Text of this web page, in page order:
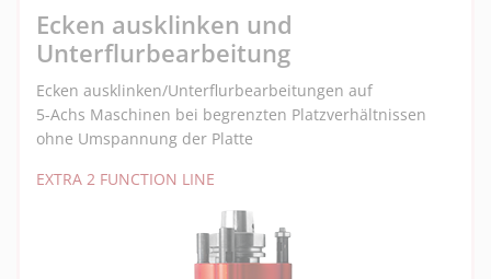
Ecken ausklinken und
Unterflurbearbeitung
Ecken ausklinken/Unterflurbearbeitungen auf
5-Achs Maschinen bei begrenzten Platzverhältnissen
ohne Umspannung der Platte
EXTRA 2 FUNCTION LINE